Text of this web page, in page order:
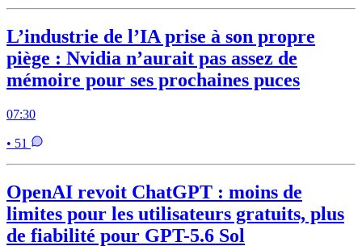
L’industrie de l’IA prise à son propre
piège : Nvidia n’aurait pas assez de
mémoire pour ses prochaines puces
07:30
• 51
OpenAI revoit ChatGPT : moins de
limites pour les utilisateurs gratuits, plus
de fiabilité pour GPT-5.6 Sol